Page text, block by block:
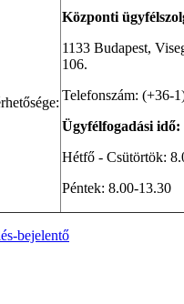
Központi
1133 Budapest,
106.
Telefonszám: (+36-
Ügyfélfogadási idő:
Hétfő - Csütörtök:
Péntek: 8.00-13.30
bejelentő